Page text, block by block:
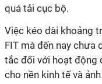
quá tải cục bộ.
Việc kéo dài khoảng
FIT mà đến nay chưa
tắc đối với hoạt động
cho nền kinh tế và